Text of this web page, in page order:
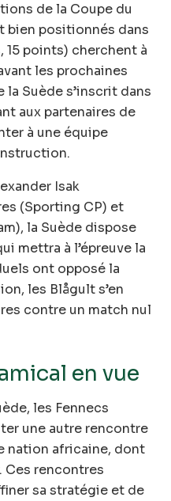
de la Coupe du
bien positionnés dans
15 points) cherchent à
les prochaines
Suède s’inscrit dans
aux partenaires de
à une équipe
Isak
(Sporting CP) et
la Suède dispose
mettra à l’épreuve la
ont opposé la
les Blågult s’en
contre un match nul
en vue
les Fennecs
une autre rencontre
nation africaine, dont
Ces rencontres
sa stratégie et de